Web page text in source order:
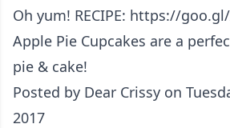
Oh yum! RECIPE: https://
Apple Pie Cupcakes are a
pie & cake!
Posted by Dear Crissy on
2017